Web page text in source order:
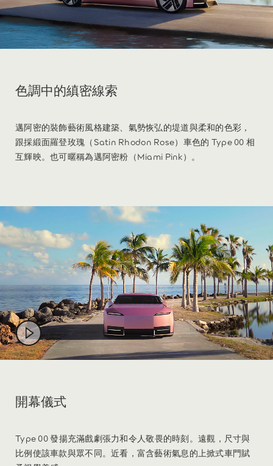
色調中的縝密線索
邁阿密的裝飾藝術風格建築、氣勢恢弘的堤道與柔和的色彩，
跟採緞面羅登玫瑰（Satin Rhodon Rose）車色的 Type 00 相
互輝映。也可暱稱為邁阿密粉（Miami Pink）。
開幕儀式
Type 00 發揚充滿戲劇張力和令人敬畏的時刻。遠觀，尺寸與
比例使該車款與眾不同。近看，富含藝術氣息的上掀式車門賦